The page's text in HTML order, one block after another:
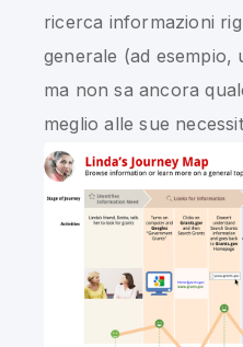
ricerca informazioni
generale (ad esempio,
ma non sa ancora
meglio alle sue